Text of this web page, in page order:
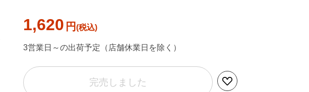
1,620 円
3営業日～の出荷予定（店舗休業日を除く）
完売しました